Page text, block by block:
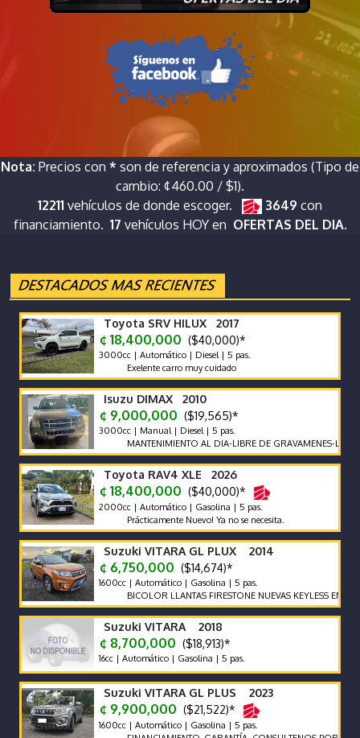
Nota: Precios con * son de referencia y aproximados (Tipo de
cambio: ¢460.00 / $1).
12211 vehículos de donde escoger. 3649 con
financiamiento. 17 vehículos HOY en OFERTAS DEL DIA.
Toyota SRV HILUX 2017
¢ 18,400,000 ($40,000)*
3000cc | Automático | Diesel | 5 pas.
Exelente carro muy cuidado
Isuzu DIMAX 2010
¢ 9,000,000 ($19,565)*
3000cc | Manual | Diesel | 5 pas.
MANTENIMIENTO AL DIA-LIBRE DE GRAVAMENES-LLANTAS
Toyota RAV4 XLE 2026
¢ 18,400,000 ($40,000)*
2000cc | Automático | Gasolina | 5 pas.
Prácticamente Nuevo! Ya no se necesita.
Suzuki VITARA GL PLUX 2014
¢ 6,750,000 ($14,674)*
1600cc | Automático | Gasolina | 5 pas.
BICOLOR LLANTAS FIRESTONE NUEVAS KEYLESS
Suzuki VITARA 2018
¢ 8,700,000 ($18,913)*
16cc | Automático | Gasolina | 5 pas.
Suzuki VITARA GL PLUS 2023
¢ 9,900,000 ($21,522)*
1600cc | Automático | Gasolina | 5 pas.